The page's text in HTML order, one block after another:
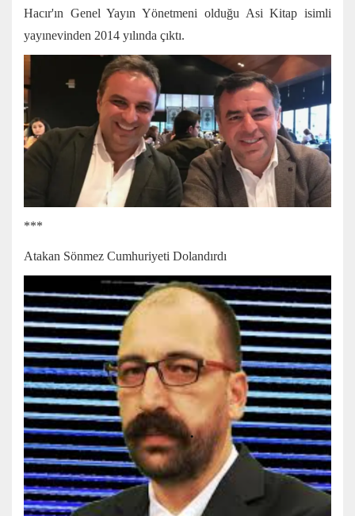
Hacır'ın Genel Yayın Yönetmeni olduğu Asi Kitap isimli
yayınevinden 2014 yılında çıktı.
***
Atakan Sönmez Cumhuriyeti Dolandırdı